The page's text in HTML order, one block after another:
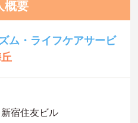
概要
ム・ライフケアサービ
宿住友ビル